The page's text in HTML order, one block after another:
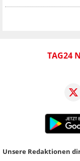
TAG24
Unsere Redaktionen